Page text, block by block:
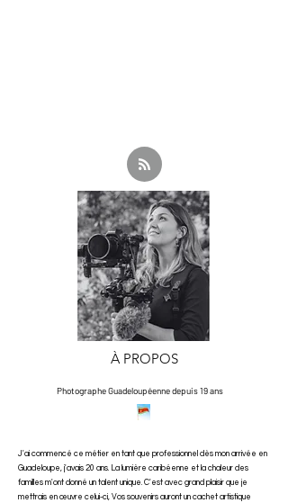
À PROPOS
Photographe Guadeloupéenne depuis 19 ans
J'ai commencé ce métier en tant que professionnel dès mon arrivée en
Guadeloupe, j'avais 20 ans. La lumière caribéenne et la chaleur des
familles m'ont donné un talent unique. C'est avec grand plaisir que je
mettrais en œuvre celui-ci, Vos souvenirs auront un cachet artistique